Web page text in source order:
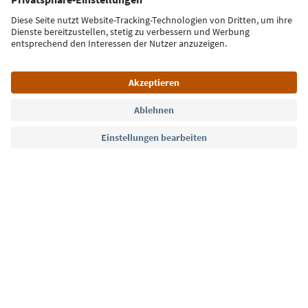
Jetzt anmelden